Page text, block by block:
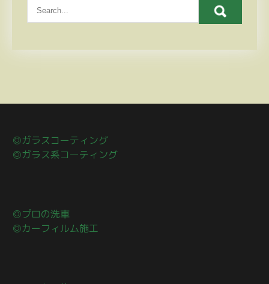
◎ガラスコーティング
◎ガラス系コーティング
◎プロの洗車
◎カーフィルム施工